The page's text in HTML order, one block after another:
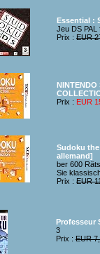
Essential :
Jeu DS PAL
Prix : EUR
NINTENDO
Prix : EUR
Sudoku
allemand]
ber 600
Sie
Prix : EUR
Professeur
3
Prix : EUR